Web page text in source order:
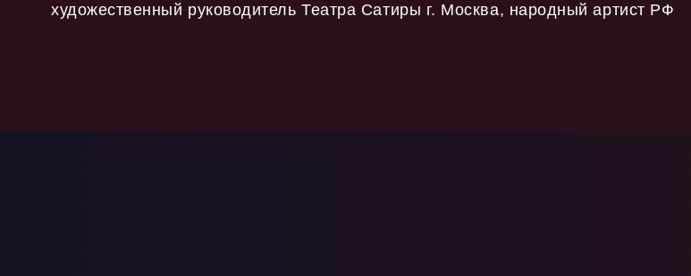
художественный руководитель Театра Сатиры г. Москва, народный артист РФ